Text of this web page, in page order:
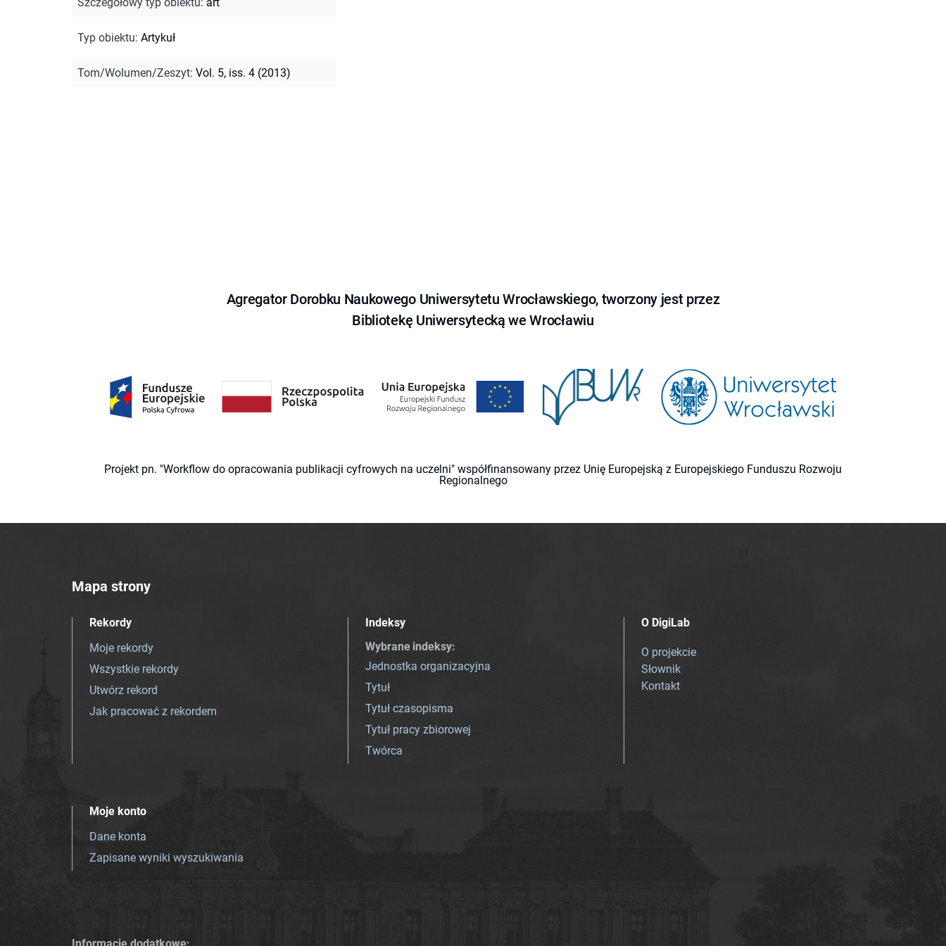
Typ obiektu: Artykuł
Tom/Wolumen/Zeszyt: Vol. 5, iss. 4 (2013)
Agregator Dorobku Naukowego Uniwersytetu Wrocławskiego, tworzony jest przez
Bibliotekę Uniwersytecką we Wrocławiu
Projekt pn. "Workflow do opracowania publikacji cyfrowych na uczelni" współfinansowany przez Unię Europejską z Europejskiego Funduszu Rozwoju
Regionalnego
Mapa strony
Rekordy
Moje rekordy
Wszystkie rekordy
Utwórz rekord
Jak pracować z rekordem
Indeksy
Wybrane indeksy:
Jednostka organizacyjna
Tytuł
Tytuł czasopisma
Tytuł pracy zbiorowej
Twórca
O DigiLab
O projekcie
Słownik
Kontakt
Moje konto
Dane konta
Zapisane wyniki wyszukiwania